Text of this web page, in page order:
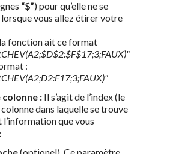
“$”) pour qu’elle ne se
lorsque vous allez étirer votre
fonction ait ce format
:
colonne : Il s’agit de l’index (le
dans laquelle se trouve
l’information que vous